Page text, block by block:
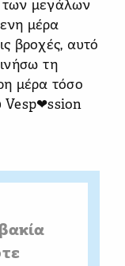
των μεγάλων
μέρα
βροχές, αυτό
τη
μέρα τόσο
Vesp❤ssion